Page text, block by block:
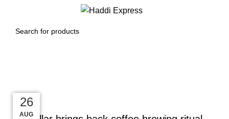
27
AUG
27
AUG
26
AUG
26
AUG